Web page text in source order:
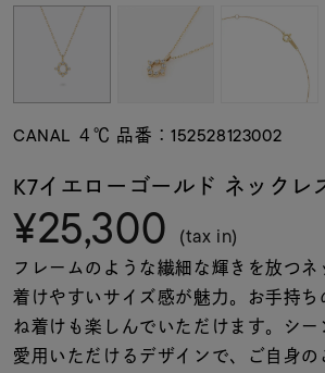
誕生石
ファッションテイス
ト
着用シーン
CANAL ４℃ 品番：152528123002
K7イエローゴールド ネックレ
¥25,300 (tax in)
フレームのような繊細な輝きを放つネ
着けやすいサイズ感が魅力。お手持ち
ね着けも楽しんでいただけます。シー
愛用いただけるデザインで、ご自身の